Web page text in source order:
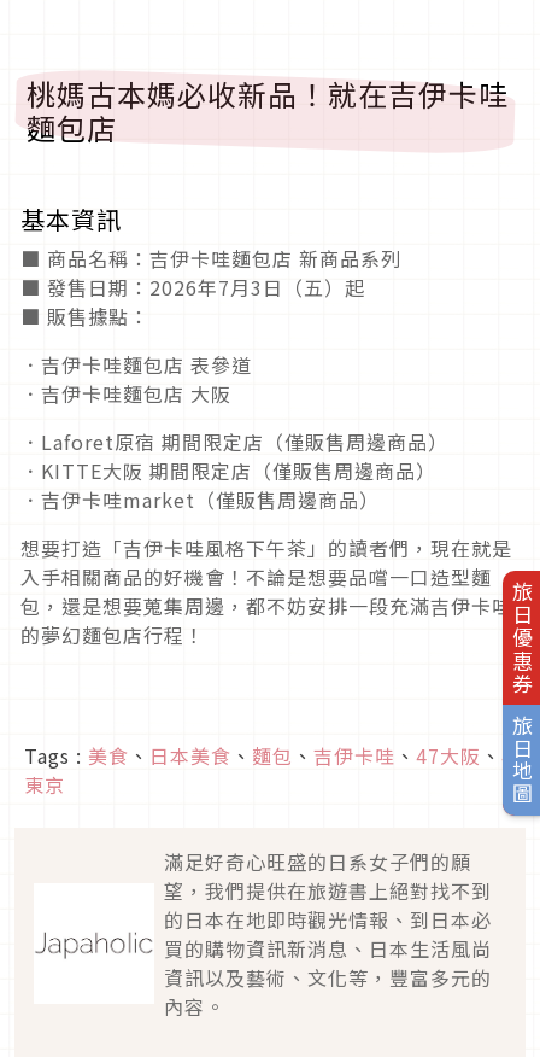
旅日優惠券
旅日地圖
桃媽古本媽必收新品！就在吉伊卡哇
麵包店
基本資訊
■ 商品名稱：吉伊卡哇麵包店 新商品系列
■ 發售日期：2026年7月3日（五）起
■ 販售據點：
．吉伊卡哇麵包店 表參道
．吉伊卡哇麵包店 大阪
．Laforet原宿 期間限定店（僅販售周邊商品）
．KITTE大阪 期間限定店（僅販售周邊商品）
．吉伊卡哇market（僅販售周邊商品）
想要打造「吉伊卡哇風格下午茶」的讀者們，現在就是
入手相關商品的好機會！不論是想要品嚐一口造型麵
包，還是想要蒐集周邊，都不妨安排一段充滿吉伊卡哇
的夢幻麵包店行程！
Tags : 美食 、 日本美食 、 麵包 、 吉伊卡哇 、 47大阪 、 47
東京
滿足好奇心旺盛的日系女子們的願
望，我們提供在旅遊書上絕對找不到
的日本在地即時觀光情報、到日本必
買的購物資訊新消息、日本生活風尚
資訊以及藝術、文化等，豐富多元的
內容。